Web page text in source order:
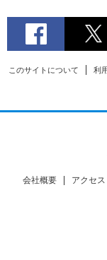
このサイトについて 利
会社概要 アクセス